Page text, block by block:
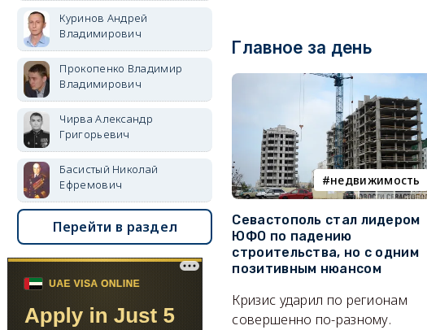
Главное за день
недвижимость
Севастополь стал лидером
ЮФО по падению
строительства, но с одним
позитивным нюансом
Кризис ударил по регионам
совершенно по-разному.
Куринов Андрей
Владимирович
Прокопенко Владимир
Владимирович
Чирва Александр
Григорьевич
Басистый Николай
Ефремович
Перейти в раздел